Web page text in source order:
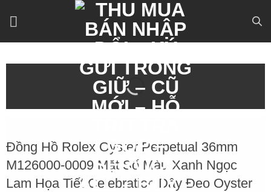
Đồng Hồ Rolex Oyster Perpetual 36mm
M126000-0009 Mặt Số Màu Xanh Ngọc
Lam Họa Tiết Celebration Dây Đeo Oyster